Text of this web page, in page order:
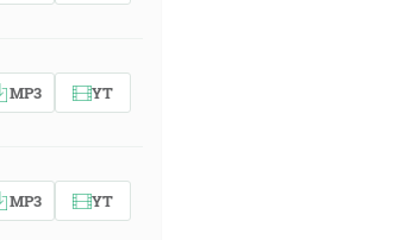
MP3 YT
MP3 YT